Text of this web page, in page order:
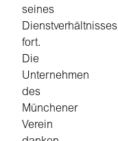
seines
Dienstverhältnisses
fort.
Die
Unternehmen
des
Münchener
Verein